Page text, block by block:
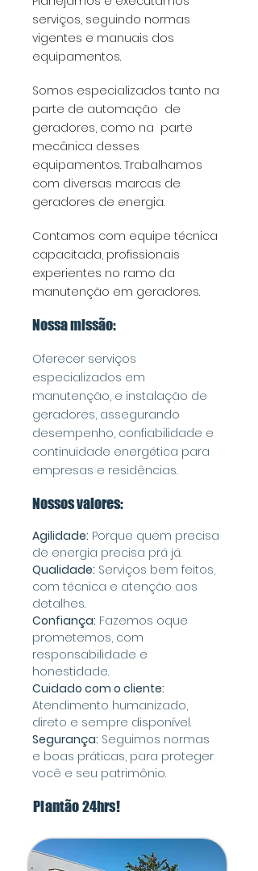
serviços, seguindo normas
vigentes e manuais dos
equipamentos.
Somos especializados tanto na
parte de automação de
geradores, como na parte
mecânica desses
equipamentos. Trabalhamos
com diversas marcas de
geradores de energia.
Contamos com equipe técnica
capacitada, profissionais
experientes no ramo da
manutenção em geradores.
Nossa missão:
Oferecer serviços
especializados em
manutenção, e instalação de
geradores, assegurando
desempenho, confiabilidade e
continuidade energética para
empresas e residências.
Nossos valores:
Agilidade: Porque quem precisa
de energia precisa prá já.
Qualidade: Serviços bem feitos,
com técnica e atenção aos
detalhes.
Confiança: Fazemos oque
prometemos, com
responsabilidade e
honestidade.
Cuidado com o cliente:
Atendimento humanizado,
direto e sempre disponível.
Segurança: Seguimos normas
e boas práticas, para proteger
você e seu patrimônio.
Plantão 24hrs!